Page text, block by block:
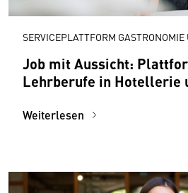
SERVICEPLATTFORM
Job mit Aussicht:
Lehrberufe in Hotellerie
Weiterlesen